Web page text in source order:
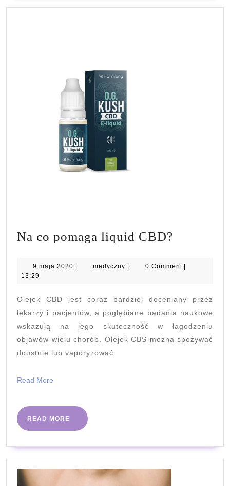
Na co pomaga liquid CBD?
pomaga
CBD?
9 maja 2020 9
medyczny medyczny0 Comment
13:29
Olejek CBD jest coraz bardziej doceniany przez
lekarzy i pacjentów, a pogłębiane badania naukowe
wskazują na jego skuteczność w łagodzeniu
objawów wielu chorób. Olejek CBS można spożywać
doustnie lub vaporyzować
Read More
READ MORE
READ
MORE